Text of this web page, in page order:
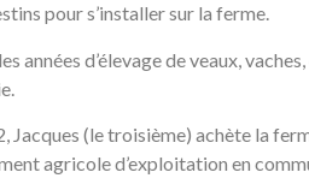
pour s’installer sur la ferme.
années d’élevage de veaux,
Jacques (le troisième) achète la
agricole d’exploitation en